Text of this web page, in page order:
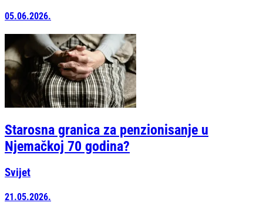
05.06.2026.
Starosna granica za penzionisanje u
Njemačkoj 70 godina?
Svijet
21.05.2026.